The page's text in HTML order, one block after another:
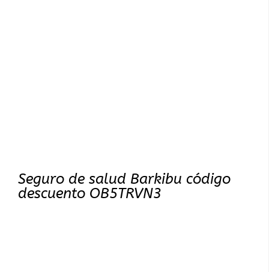
Seguro de salud Barkibu código
descuento OB5TRVN3